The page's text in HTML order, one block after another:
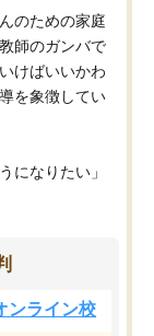
のための家庭
師のガンバで
けばいいかわ
を象徴してい
になりたい」
ンライン校